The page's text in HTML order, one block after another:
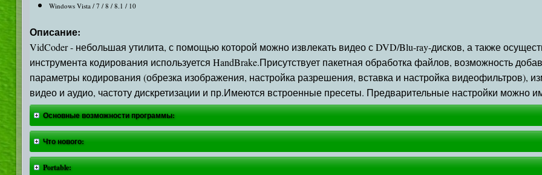
Windows Vista / 7 / 8 / 8.1 / 10
Описание:
VidCoder - небольшая утилита, с помощью которой можно извлекать видео с DVD/Blu-ray-дисков, а также
инструмента кодирования используется HandBrake.Присутствует пакетная обработка файлов, возможность
параметры кодирования (обрезка изображения, настройка разрешения, вставка и настройка видеофильтров),
видео и аудио, частоту дискретизации и пр.Имеются встроенные пресеты. Предварительные настройки можно
Основные возможности программы:
Что нового:
Portable: